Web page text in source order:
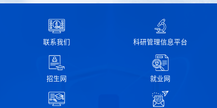
联系我们 科研管理信息平台
招生网 就业网